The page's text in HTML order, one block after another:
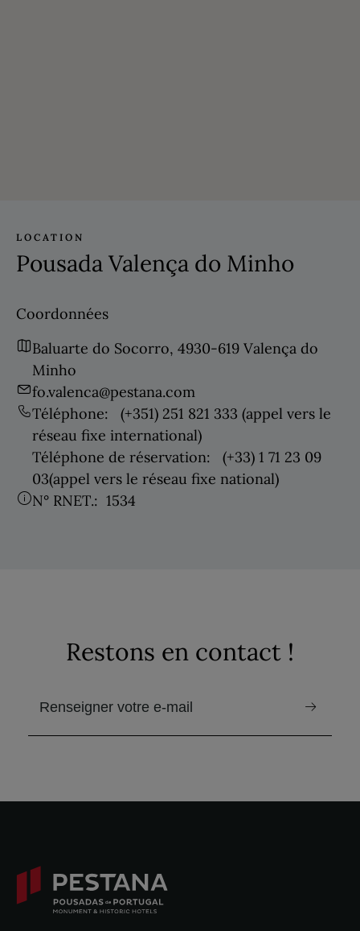
LOCATION
Pousada Valença do Minho
Coordonnées
Baluarte do Socorro, 4930-619 Valença do
Minho
fo.valenca@pestana.com
Téléphone:
(+351) 251 821 333 (appel vers le
réseau fixe international)
Téléphone de réservation:
(+33) 1 71 23 09
03(appel vers le réseau fixe national)
N° RNET.: 1534
Restons en contact !
e-mail pour recevoir la newsletter